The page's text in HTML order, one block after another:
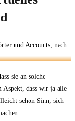
sie an solche
Aspekt, dass wir ja alle
schon Sinn, sich